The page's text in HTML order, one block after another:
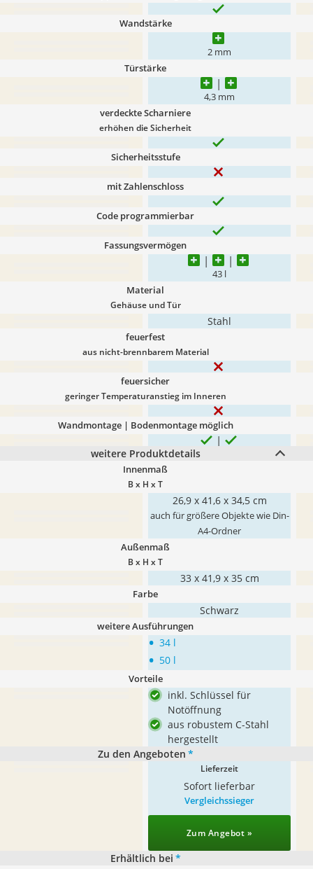
Wandstärke
2 mm
Türstärke
4,3 mm
verdeckte Scharniere
erhöhen die Sicherheit
Sicherheitsstufe
mit Zahlenschloss
Code programmierbar
Fassungsvermögen
43 l
Material
Gehäuse und Tür
Stahl
feuerfest
aus nicht-brennbarem Material
feuersicher
geringer Temperaturanstieg im Inneren
Wandmontage | Bodenmontage möglich
weitere Produktdetails
Innenmaß
B x H x T
26,9 x 41,6 x 34,5 cm
auch für größere Objekte wie Din-
A4-Ordner
Außenmaß
B x H x T
33 x 41,9 x 35 cm
Farbe
Schwarz
weitere Ausführungen
• 34 l
• 50 l
Vorteile
inkl. Schlüssel für
Notöffnung
aus robustem C-Stahl
hergestellt
Zu den Angeboten *
Lieferzeit
Sofort lieferbar
Vergleichssieger
Zum Angebot »
Erhältlich bei *